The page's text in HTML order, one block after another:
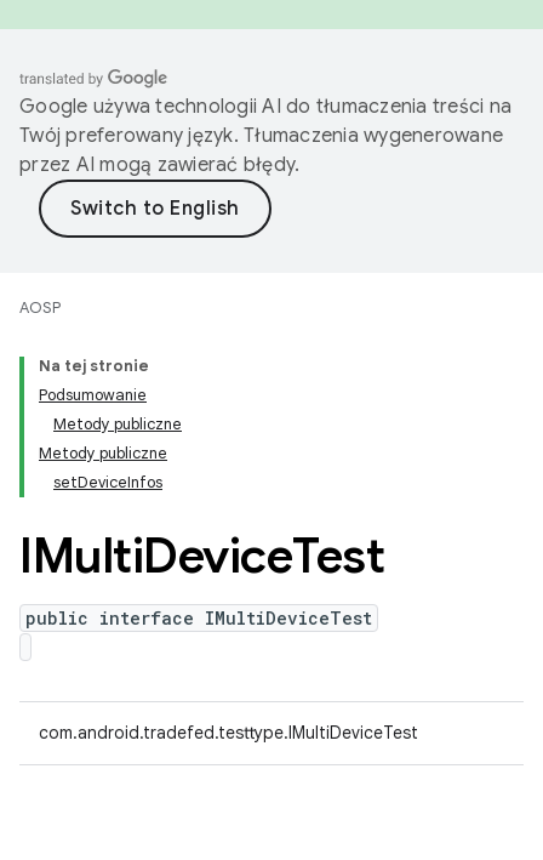
Google używa technologii AI do tłumaczenia treści na
Twój preferowany język. Tłumaczenia wygenerowane
przez AI mogą zawierać błędy.
AOSP
Na tej stronie
Podsumowanie
Metody publiczne
Metody publiczne
setDeviceInfos
IMultiDeviceTest
public interface IMultiDeviceTest
com.android.tradefed.testtype.IMultiDeviceTest